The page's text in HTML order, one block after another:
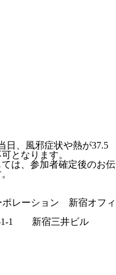
、風邪症状や熱が37.5
となります。
は、参加者確定後のお伝
ポレーション 新宿オフィ
1-1 新宿三井ビル